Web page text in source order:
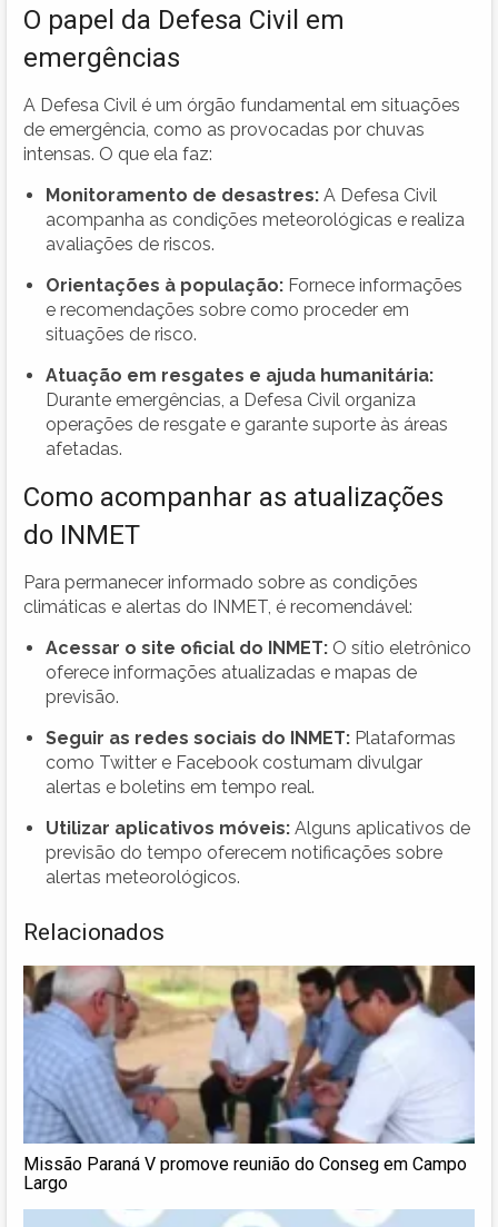
O papel da Defesa Civil em
emergências
A Defesa Civil é um órgão fundamental em situações
de emergência, como as provocadas por chuvas
intensas. O que ela faz:
Monitoramento de desastres: A Defesa Civil
acompanha as condições meteorológicas e realiza
avaliações de riscos.
Orientações à população: Fornece informações
e recomendações sobre como proceder em
situações de risco.
Atuação em resgates e ajuda humanitária:
Durante emergências, a Defesa Civil organiza
operações de resgate e garante suporte às áreas
afetadas.
Como acompanhar as atualizações
do INMET
Para permanecer informado sobre as condições
climáticas e alertas do INMET, é recomendável:
Acessar o site oficial do INMET: O sítio eletrônico
oferece informações atualizadas e mapas de
previsão.
Seguir as redes sociais do INMET: Plataformas
como Twitter e Facebook costumam divulgar
alertas e boletins em tempo real.
Utilizar aplicativos móveis: Alguns aplicativos de
previsão do tempo oferecem notificações sobre
alertas meteorológicos.
Relacionados
Missão Paraná V promove reunião do Conseg em Campo
Largo